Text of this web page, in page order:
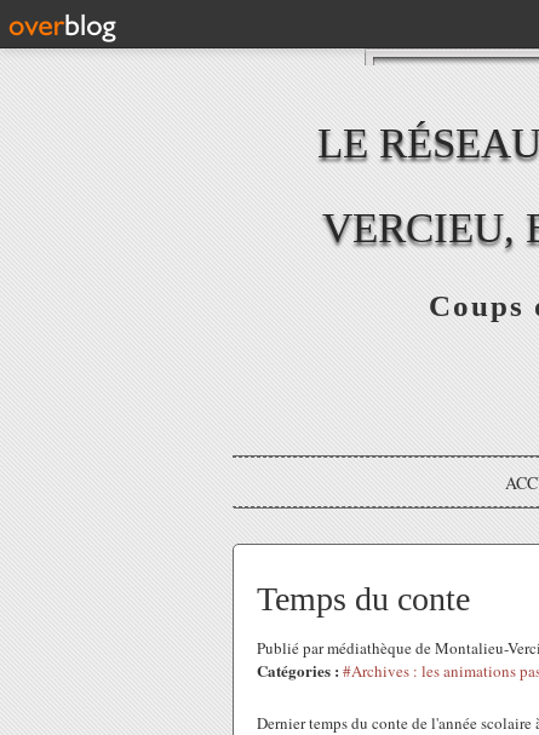
LE
VERCIEU,
Coups
Temps du conte
Publié par médiathèque de Montalieu-
Catégories : #Archives : les animations
Dernier temps du conte de l'année